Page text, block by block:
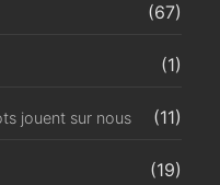
(67)
(1)
jouent sur nous (11)
(19)